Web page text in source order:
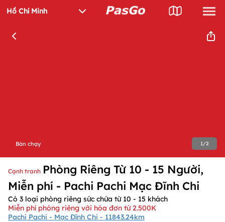
Bán chạy 1/2
Cạnh tranh Phòng Riêng Từ 10 - 15 Người,
Miễn phí - Pachi Pachi Mạc Đĩnh Chi
Có 3 loại phòng riêng sức chứa từ 10 - 15 khách
Miễn phí phòng riêng với hóa đơn từ 2.500K
Pachi Pachi - Mạc Đĩnh Chi - 11843.24km